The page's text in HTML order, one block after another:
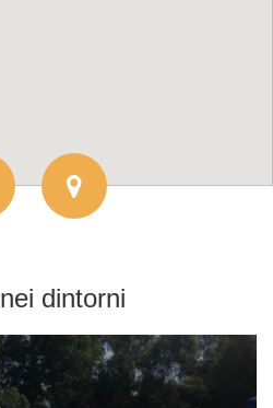
nei dintorni